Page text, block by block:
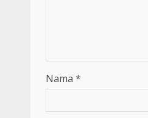
Nama *